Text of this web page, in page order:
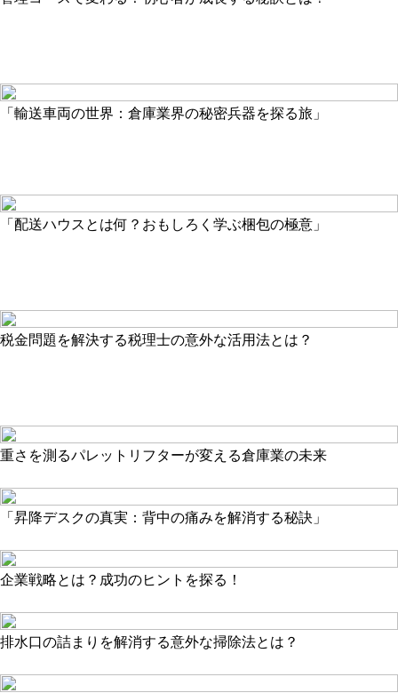
「輸送車両の世界：倉庫業界の秘密兵器を探る旅」
「配送ハウスとは何？おもしろく学ぶ梱包の極意」
税金問題を解決する税理士の意外な活用法とは？
重さを測るパレットリフターが変える倉庫業の未来
「昇降デスクの真実：背中の痛みを解消する秘訣」
企業戦略とは？成功のヒントを探る！
排水口の詰まりを解消する意外な掃除法とは？